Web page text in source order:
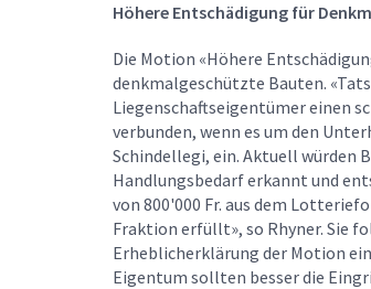
Höhere Entschädigung für
Die Motion «Höhere
denkmalgeschützte Bauten.
Liegenschaftseigentümer einen
verbunden, wenn es um den
Schindellegi, ein. Aktuell würden
Handlungsbedarf erkannt und
von 800'000 Fr. aus dem
Fraktion erfüllt», so Rhyner. Sie
Erheblicherklärung der Motion
Eigentum sollten besser die